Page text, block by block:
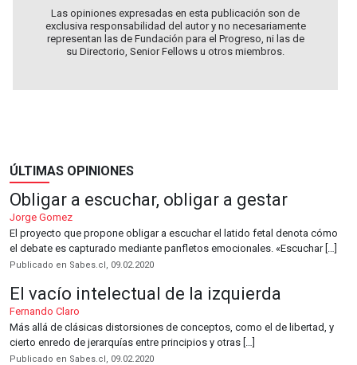
Las opiniones expresadas en esta publicación son de
exclusiva responsabilidad del autor y no necesariamente
representan las de Fundación para el Progreso, ni las de
su Directorio, Senior Fellows u otros miembros.
ÚLTIMAS OPINIONES
Obligar a escuchar, obligar a gestar
Jorge Gomez
El proyecto que propone obligar a escuchar el latido fetal denota cómo
el debate es capturado mediante panfletos emocionales. «Escuchar […]
Publicado en Sabes.cl, 09.02.2020
El vacío intelectual de la izquierda
Fernando Claro
Más allá de clásicas distorsiones de conceptos, como el de libertad, y
cierto enredo de jerarquías entre principios y otras […]
Publicado en Sabes.cl, 09.02.2020